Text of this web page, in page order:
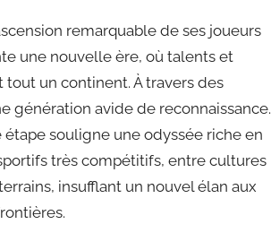
remarquable de ses joueurs
une nouvelle ère, où talents et
un continent. À travers des
génération avide de reconnaissance.
souligne une odyssée riche en
très compétitifs, entre cultures
insufflant un nouvel élan aux